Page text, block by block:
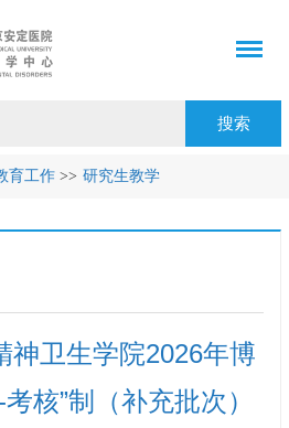
育工作 >> 研究生教学
神卫生学院2026年博
核”制（补充批次）